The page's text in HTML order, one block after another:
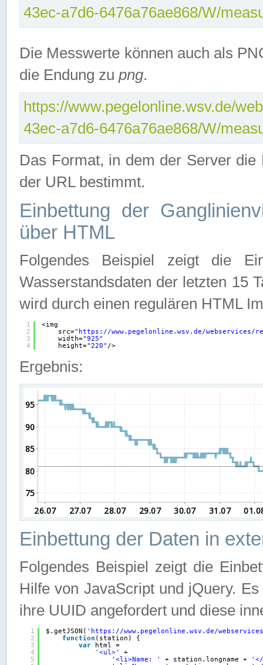
43ec-a7d6-6476a76ae868/W/
Die Messwerte können auch als
die Endung zu png.
https://www.pegelonline.wsv.de/
43ec-a7d6-6476a76ae868/W/
Das Format, in dem der Server
der URL bestimmt.
Einbettung der
über HTML
Folgendes Beispiel zeigt die
Wasserstandsdaten der letzten 15
wird durch einen regulären HTML
1
2
3
4
<img
src=" https://www.pegelonline.wsv.de/webservices/
width="925"
height="220" />
Ergebnis:
Einbettung der Daten in
Folgendes Beispiel zeigt die
Hilfe von JavaScript und jQuery.
ihre UUID angefordert und diese
1
2
3
4
5
$.getJSON( ' https://www.pegelonline.wsv.de/
function (station) {
var
html =
'<ul>'
+
'<li>Name: '
+ station.longname +